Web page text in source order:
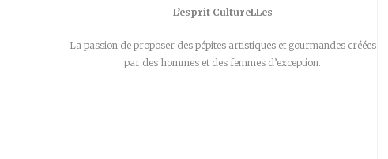
L’esprit CultureLLes
La passion de proposer des pépites artistiques et gourmandes créées
par des hommes et des femmes d’exception.